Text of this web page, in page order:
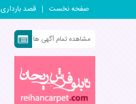
صفحه نخست قصد بارداری
مشاهده تمام آگهی ها